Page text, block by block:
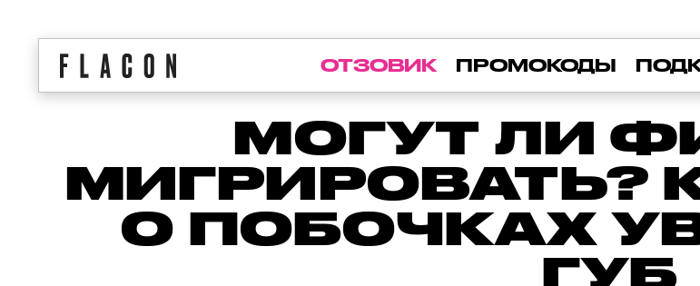
ОТЗОВИК ПРОМОКОДЫ
МОГУТ ЛИ
МИГРИРОВАТЬ?
О ПОБОЧКАХ
ГУБ